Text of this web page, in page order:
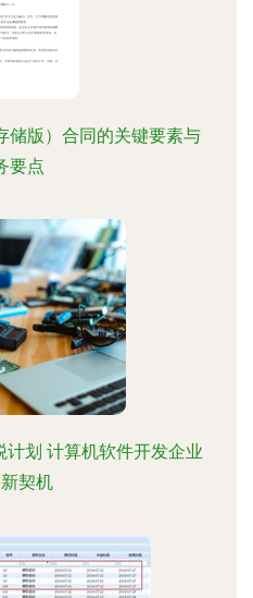
储版）合同的关键要素与
要点
划 计算机软件开发企业
契机